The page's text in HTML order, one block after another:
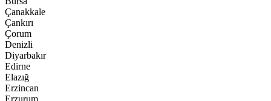
Çanakkale
Çankırı
Çorum
Denizli
Diyarbakır
Edirne
Elazığ
Erzincan
Erzurum